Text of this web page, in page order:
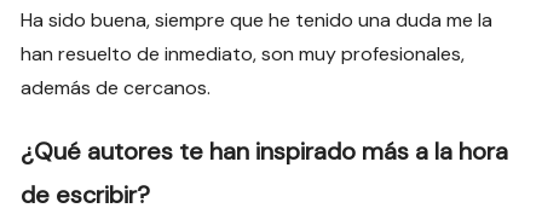
Ha sido buena, siempre que he tenido una duda me la
han resuelto de inmediato, son muy profesionales,
además de cercanos.
¿Qué autores te han inspirado más a la hora
de escribir?